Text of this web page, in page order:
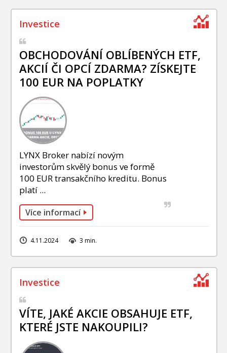
OBCHODOVÁNÍ OBLÍBENÝCH ETF,
AKCIÍ ČI OPCÍ ZDARMA? ZÍSKEJTE
100 EUR NA POPLATKY
LYNX Broker nabízí novým
investorům skvělý bonus ve formě
100 EUR transakčního kreditu. Bonus
platí ...
Více informací
4.11.2024 3 min.
VÍTE, JAKÉ AKCIE OBSAHUJE ETF,
KTERÉ JSTE NAKOUPILI?